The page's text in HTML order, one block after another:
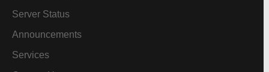
Server Status
Announcements
Services